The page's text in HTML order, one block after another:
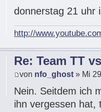
donnerstag 21 uhr
http://
Re: Team TT
von nfo_ghost » Mi
Nein. Seitdem ich
ihn vergessen